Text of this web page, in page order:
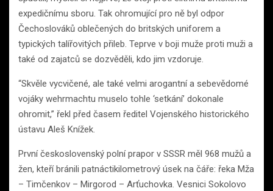
expedičnímu sboru. Tak ohromující pro ně byl odpor
Čechoslováků oblečených do britských uniforem a
typických talířovitých přileb. Teprve v boji muže proti muži a
také od zajatců se dozvěděli, kdo jim vzdoruje.
“Skvěle vycvičené, ale také velmi arogantní a sebevědomé
vojáky wehrmachtu muselo tohle ‘setkání’ dokonale
ohromit,” řekl před časem ředitel Vojenského historického
ústavu Aleš Knížek.
První československý polní prapor v SSSR měl 968 mužů a
žen, kteří bránili patnáctikilometrový úsek na čáře: řeka Mža
– Timčenkov – Mirgorod – Arťuchovka. Vesnici Sokolovo